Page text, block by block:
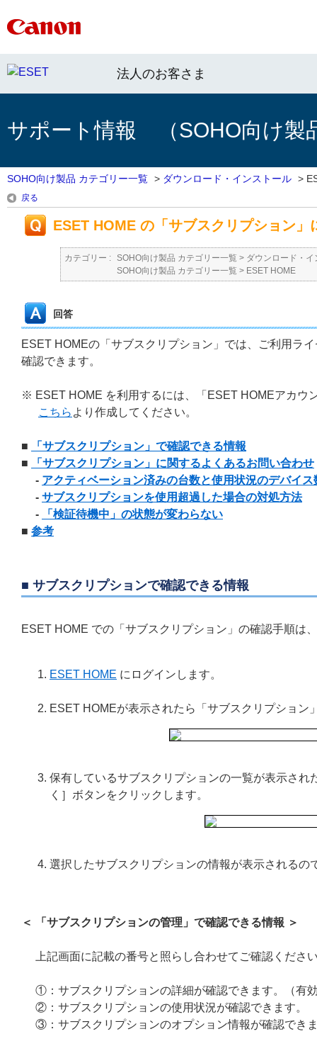
法人のお客さま
サポート情報 （SOHO向け製
SOHO向け製品 カテゴリー一覧 > ダウンロード・インストール >
戻る
ESET HOME の「サブスクリプション」
カテゴリー : SOHO向け製品 カテゴリー一覧 > ダウンロード・イ
SOHO向け製品 カテゴリー一覧 > ESET HOME
回答
ESET HOMEの「サブスクリプション」では、ご利用ラ
確認できます。
※ ESET HOME を利用するには、「ESET HOMEアカウ
こちら より作成してください。
■
「サブスクリプション」で確認できる情報
■
「サブスクリプション」に関するよくあるお問い合わせ
- アクティベーション済みの台数と使用状況のデバイ
- サブスクリプションを使用超過した場合の対処方法
-
「検証待機中」の状態が変わらない
■ 参考
■ サブスクリプションで確認できる情報
ESET HOME での「サブスクリプション」の確認手順は
ESET HOME にログインします。
ESET HOMEが表示されたら「サブスクリプション
保有しているサブスクリプションの一覧が表示さ
く］ボタンをクリックします。
選択したサブスクリプションの情報が表示されるの
＜ 「サブスクリプションの管理」で確認できる情報 ＞
上記画面に記載の番号と照らし合わせてご確認くださ
①：サブスクリプションの詳細が確認できます。（有
②：サブスクリプションの使用状況が確認できます。
③：サブスクリプションのオプション情報が確認でき